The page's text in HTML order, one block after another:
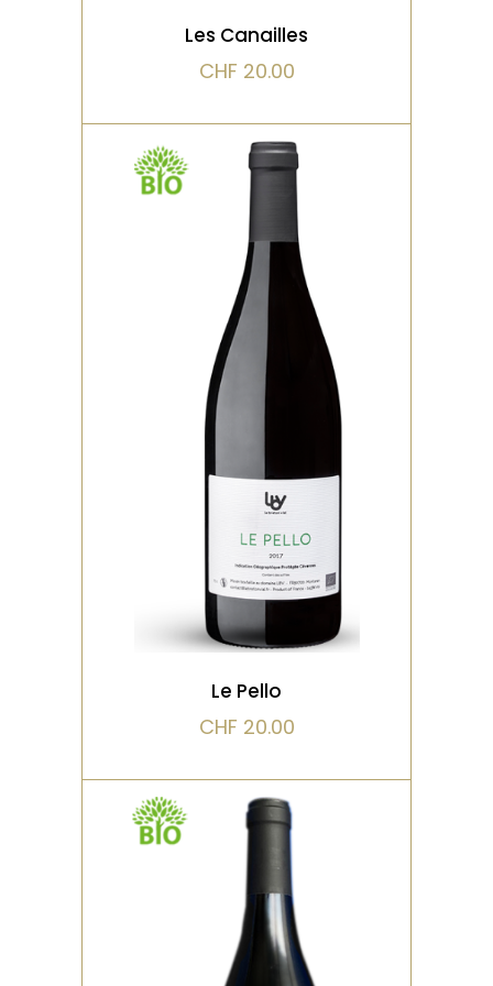
Les Canailles
CHF 20.00
ROUGE BIO
Un cabernet sauvignon
mené à très faible
rendement avec une belle
VOIR LE PRODUIT
Le Pello
CHF 20.00
ROUGE BIO